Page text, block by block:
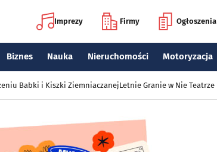
Imprezy Firmy Ogłoszenia
Biznes Nauka Nieruchomości Motoryzacja
Babki i Kiszki ZiemniaczanejLetnie Granie w Nie Teatrze